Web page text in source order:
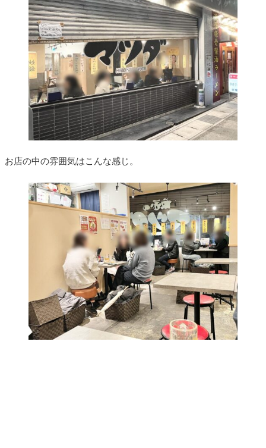
お店の中の雰囲気はこんな感じ。